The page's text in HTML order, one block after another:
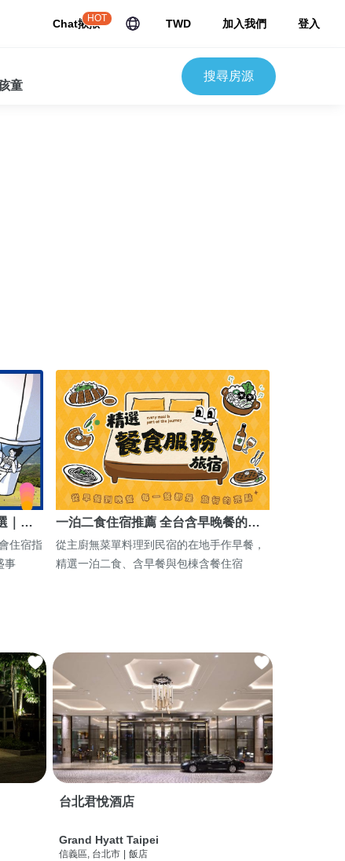
Chat揪揪
HOT TWD 加入我們 登入
童
搜尋房源
｜…
住宿指
事
一泊二食住宿推薦 全台含早晚餐的…
從主廚無菜單料理到民宿的在地手作早餐，
精選一泊二食、含早餐與包棟含餐住宿
台北君悅酒店
Grand Hyatt Taipei
信義區, 台北市 飯店